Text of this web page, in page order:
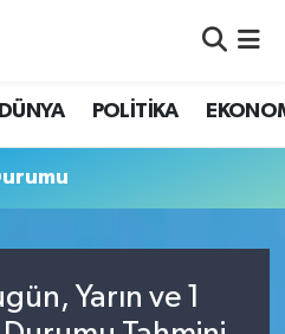
DÜNYA POLİTİKA
Yarın ve 1